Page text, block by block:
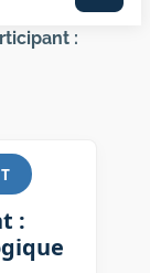
:
: